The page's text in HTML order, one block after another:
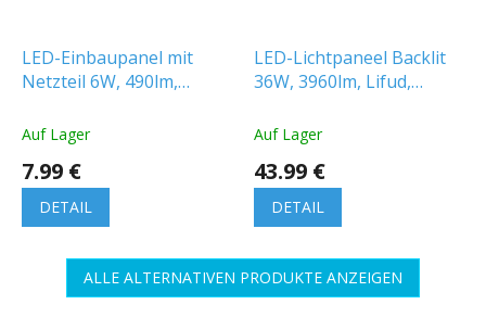
LED-Einbaupanel mit
Netzteil 6W, 490lm,
Auf Lager
7.99 €
DETAIL
LED-Lichtpaneel Backlit
36W, 3960lm, Lifud,
Auf Lager
43.99 €
DETAIL
ALLE ALTERNATIVEN PRODUKTE ANZEIGEN